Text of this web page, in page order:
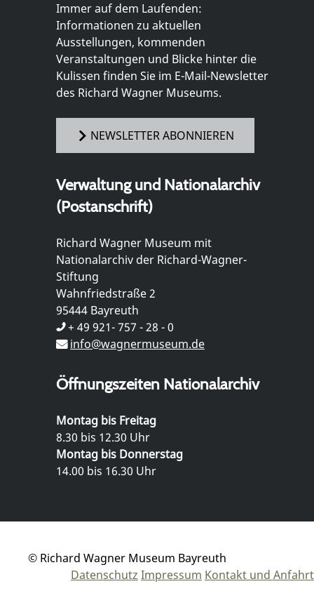
Immer auf dem Laufenden:
Informationen zu aktuellen
Ausstellungen, kommenden
Veranstaltungen und Blicke hinter die
Kulissen finden Sie im E-Mail-Newsletter
des Richard Wagner Museums.
NEWSLETTER ABONNIEREN
Verwaltung und Nationalarchiv
(Postanschrift)
Richard Wagner Museum mit
Nationalarchiv der Richard-Wagner-
Stiftung
Wahnfriedstraße 2
95444 Bayreuth
+ 49 921- 757 - 28 - 0
info@wagnermuseum.de
Öffnungszeiten Nationalarchiv
Montag bis Freitag
8.30 bis 12.30 Uhr
Montag bis Donnerstag
14.00 bis 16.30 Uhr
© Richard Wagner Museum Bayreuth
Datenschutz Impressum Kontakt und Anfahrt